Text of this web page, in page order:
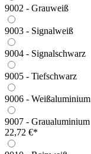
9002 - Grauweiß
9003 - Signalweiß
9004 - Signalschwarz
9005 - Tiefschwarz
9006 - Weißaluminium
9007 - Graualuminium
22,72 €*